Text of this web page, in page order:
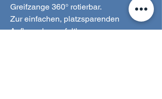
Greifzange 360° rotierbar.
Zur einfachen, platzsparenden
Aufbewahrung faltbar.